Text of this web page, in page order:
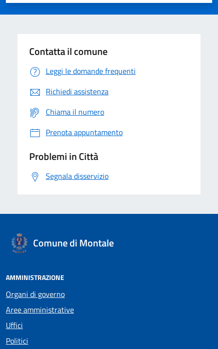
Contatta il comune
Leggi le domande frequenti
Richiedi assistenza
Chiama il numero
Prenota appuntamento
Problemi in Città
Segnala disservizio
Comune di Montale
AMMINISTRAZIONE
Organi di governo
Aree amministrative
Uffici
Politici